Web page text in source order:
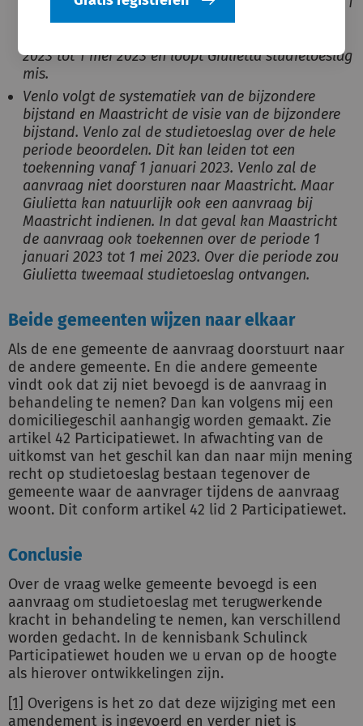
mei 2023 en behandelt de aanvraag niet. In dat
2023 tot 1 mei 2023 en loopt Giulietta studietoeslag
mis.
Venlo volgt de systematiek van de bijzondere
bijstand en Maastricht de visie van de bijzondere
bijstand. Venlo zal de studietoeslag over de hele
periode beoordelen. Dit kan leiden tot een
toekenning vanaf 1 januari 2023. Venlo zal de
aanvraag niet doorsturen naar Maastricht. Maar
Giulietta kan natuurlijk ook een aanvraag bij
Maastricht indienen. In dat geval kan Maastricht
de aanvraag ook toekennen over de periode 1
januari 2023 tot 1 mei 2023. Over die periode zou
Giulietta tweemaal studietoeslag ontvangen.
Beide gemeenten wijzen naar elkaar
Als de ene gemeente de aanvraag doorstuurt naar
de andere gemeente. En die andere gemeente
vindt ook dat zij niet bevoegd is de aanvraag in
behandeling te nemen? Dan kan volgens mij een
domiciliegeschil aanhangig worden gemaakt. Zie
artikel 42 Participatiewet. In afwachting van de
uitkomst van het geschil kan dan naar mijn mening
recht op studietoeslag bestaan tegenover de
gemeente waar de aanvrager tijdens de aanvraag
woont. Dit conform artikel 42 lid 2 Participatiewet.
Conclusie
Over de vraag welke gemeente bevoegd is een
aanvraag om studietoeslag met terugwerkende
kracht in behandeling te nemen, kan verschillend
worden gedacht. In de kennisbank Schulinck
Participatiewet houden we u ervan op de hoogte
als hierover ontwikkelingen zijn.
[1] Overigens is het zo dat deze wijziging met een
amendement is ingevoerd en verder niet is